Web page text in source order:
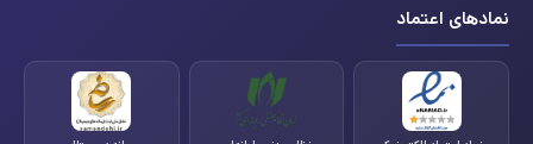
نمادهای اعتماد